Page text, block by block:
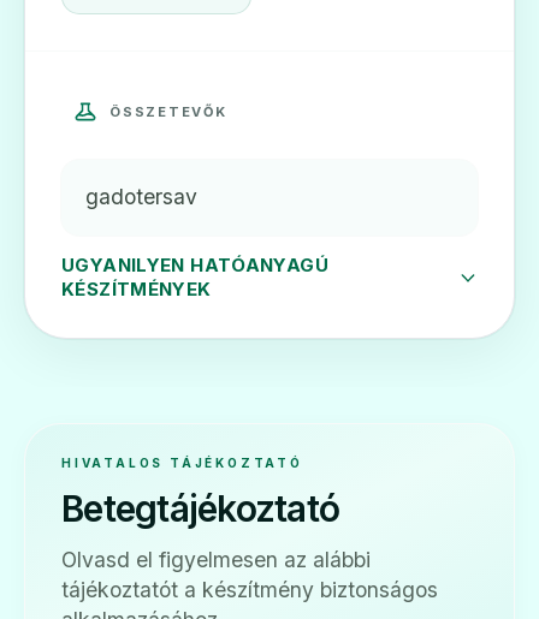
ÖSSZETEVŐK
gadotersav
UGYANILYEN HATÓANYAGÚ
KÉSZÍTMÉNYEK
HIVATALOS TÁJÉKOZTATÓ
Betegtájékoztató
Olvasd el figyelmesen az alábbi
tájékoztatót a készítmény biztonságos